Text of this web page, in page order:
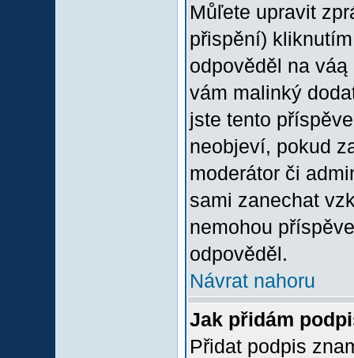
Můľete upravit
přispění)
odpověděl na
vám malinký
jste tento
neobjeví, pokud
moderátor či
sami zanechat
nemohou
odpověděl.
Návrat nahoru
Jak přidám
Přidat podpis